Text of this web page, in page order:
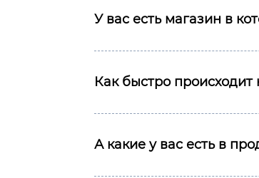
У вас есть магазин в
Как быстро происходит
А какие у вас есть в